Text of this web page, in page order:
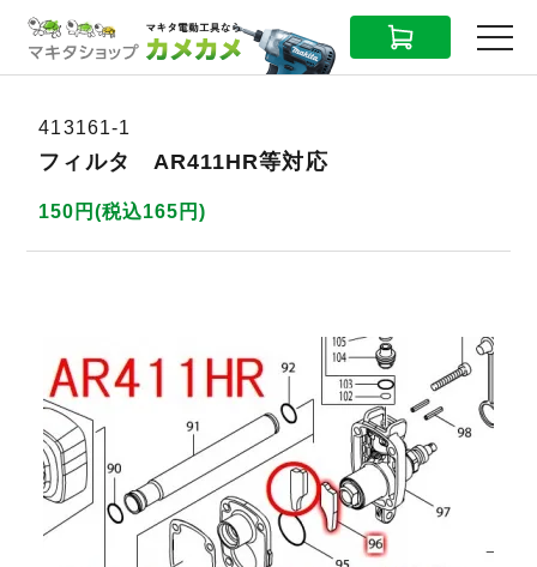
CART MENU
413161-1
フィルタ AR411HR等対応
150円(税込165円)